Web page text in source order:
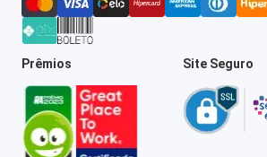
Prêmios Site Seguro